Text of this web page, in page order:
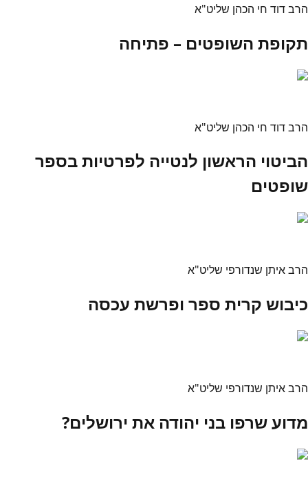
הרב דוד חי הכהן שליט"א
תקופת השופטים – פתיחה
הרב דוד חי הכהן שליט"א
הביטוי הראשון לנטייה לפרטיות בספר
שופטים
הרב איתן שנדורפי שליט"א
כיבוש קרית ספר ופרשת עכסה
הרב איתן שנדורפי שליט"א
מדוע שרפו בני יהודה את ירושלים?